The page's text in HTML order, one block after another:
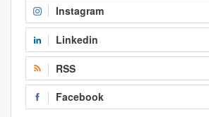
Instagram
Linkedin
RSS
Facebook